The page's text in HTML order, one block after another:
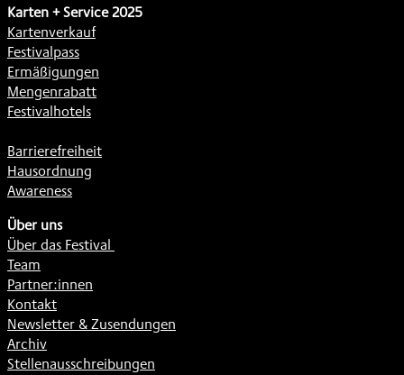
Karten + Service 2025
Kartenverkauf
Festivalpass
Ermäßigungen
Mengenrabatt
Festivalhotels
Barrierefreiheit
Hausordnung
Awareness
Über uns
Über das Festival
Team
Partner:innen
Kontakt
Newsletter & Zusendungen
Archiv
Stellenausschreibungen